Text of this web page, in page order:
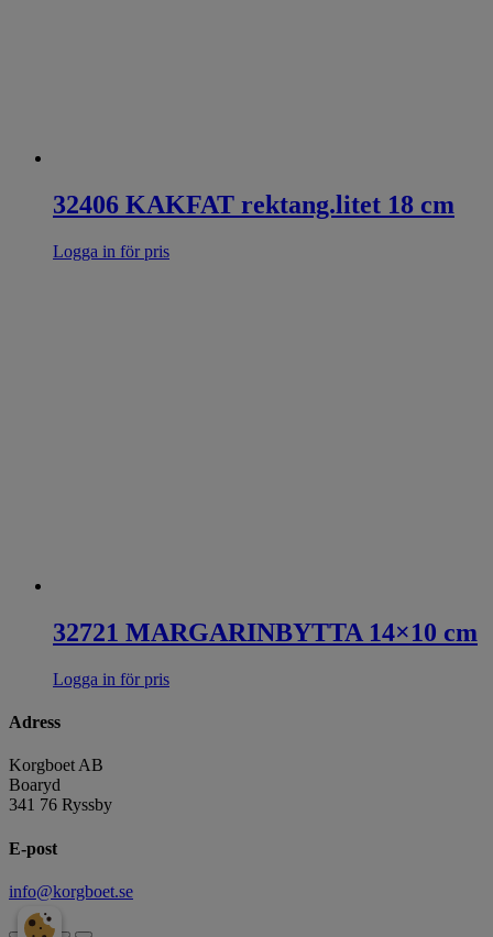
32406 KAKFAT rektang.litet 18 cm
Logga in för pris
32721 MARGARINBYTTA 14×10 cm
Logga in för pris
Adress
Korgboet AB
Boaryd
341 76 Ryssby
E-post
info@korgboet.se